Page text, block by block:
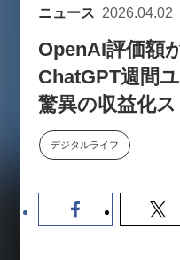
個人情学
セミナー
【
ニュース 2026.04.02
OpenAI評価額
ChatGPT週間
驚異の収益化
デジタルライフ